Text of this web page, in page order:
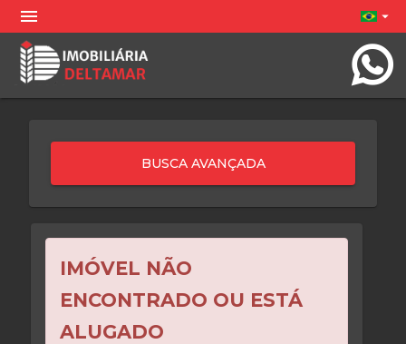
menu arrow_drop_down
IMÓVEL NÃO
ENCONTRADO OU ESTÁ
ALUGADO